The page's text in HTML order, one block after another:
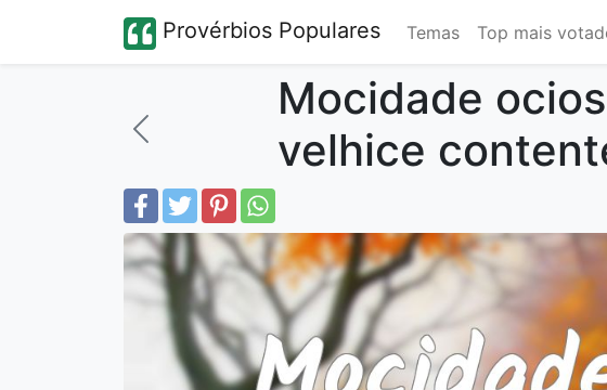
Provérbios Populares Temas Top mais
Mocidade
velhice